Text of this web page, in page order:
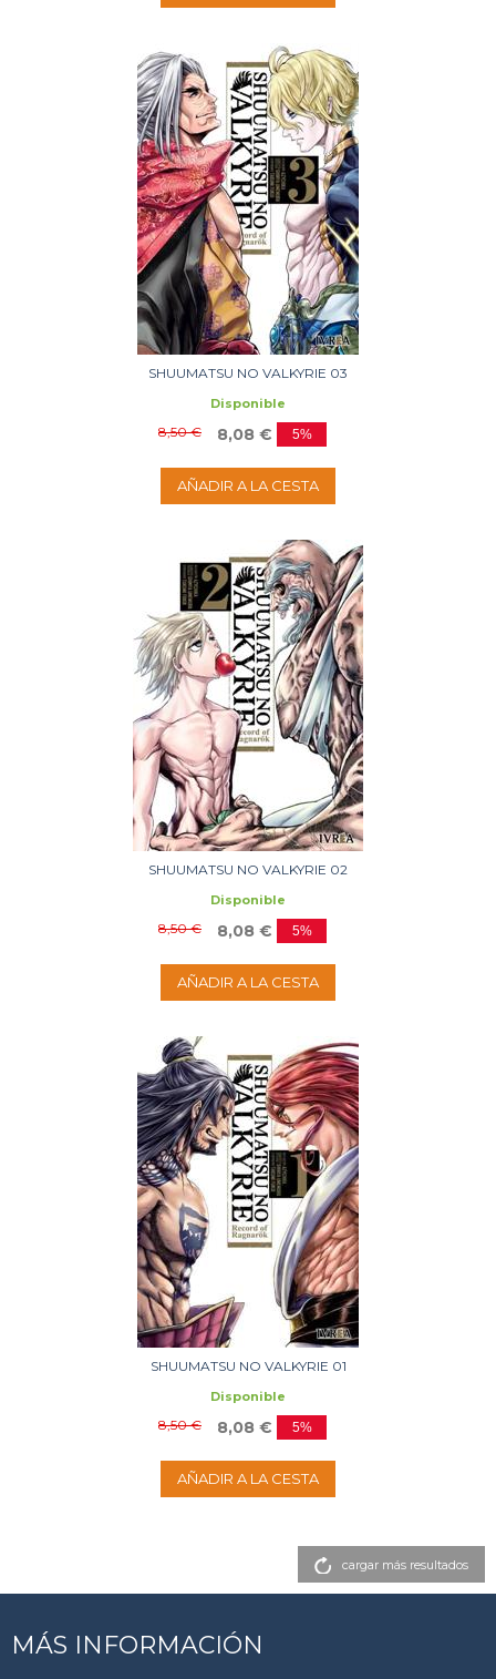
SHUUMATSU NO VALKYRIE 03
Disponible
8,50 € 8,08 € 5%
AÑADIR A LA CESTA
SHUUMATSU NO VALKYRIE 02
Disponible
8,50 € 8,08 € 5%
AÑADIR A LA CESTA
SHUUMATSU NO VALKYRIE 01
Disponible
8,50 € 8,08 € 5%
AÑADIR A LA CESTA
cargar más resultados
MÁS INFORMACIÓN